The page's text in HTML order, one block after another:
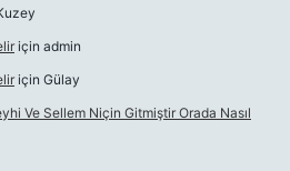
için admin
için Gülay
Ve Sellem Niçin Gitmiştir Orada Nasıl